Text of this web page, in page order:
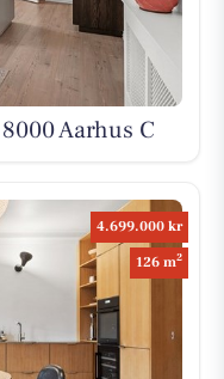
Aarhus C
4.699.000 kr
126 m2